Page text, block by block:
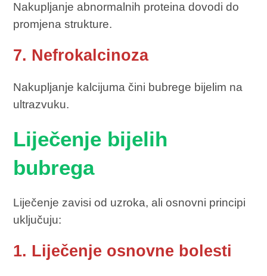
Nakupljanje abnormalnih proteina dovodi do
promjena strukture.
7. Nefrokalcinoza
Nakupljanje kalcijuma čini bubrege bijelim na
ultrazvuku.
Liječenje bijelih
bubrega
Liječenje zavisi od uzroka, ali osnovni principi
uključuju:
1. Liječenje osnovne bolesti